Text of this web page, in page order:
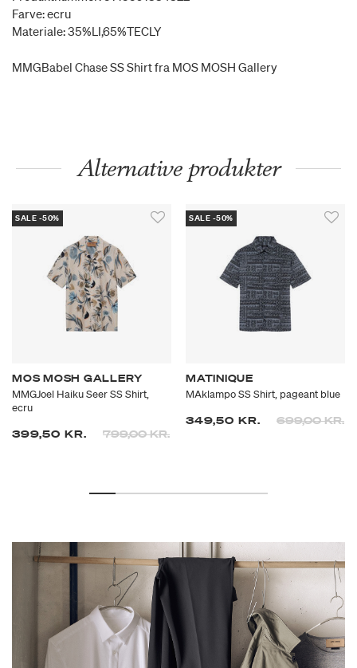
Farve: ecru
Materiale: 35%LI,65%TECLY
MMGBabel Chase SS Shirt fra MOS MOSH Gallery
Alternative produkter
SALE -50%
MOS MOSH GALLERY
MMGJoel Haiku Seer SS Shirt,
ecru
399,50 KR.
Prisen er nedsat fra
799,00 KR.til
SALE -50%
MATINIQUE
MAklampo SS Shirt, pageant blue
349,50 KR.
Prisen er
699,00 KR.til